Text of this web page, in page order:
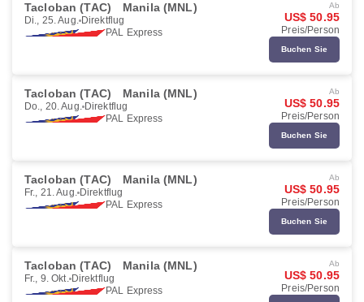
Tacloban (TAC) Manila (MNL)
Di., 25. Aug. Direktflug
PAL Express
Ab
US$ 50.95
Preis/Person
Buchen Sie
Tacloban (TAC) Manila (MNL)
Do., 20. Aug. Direktflug
PAL Express
Ab
US$ 50.95
Preis/Person
Buchen Sie
Tacloban (TAC) Manila (MNL)
Fr., 21. Aug. Direktflug
PAL Express
Ab
US$ 50.95
Preis/Person
Buchen Sie
Tacloban (TAC) Manila (MNL)
Fr., 9. Okt. Direktflug
PAL Express
Ab
US$ 50.95
Preis/Person